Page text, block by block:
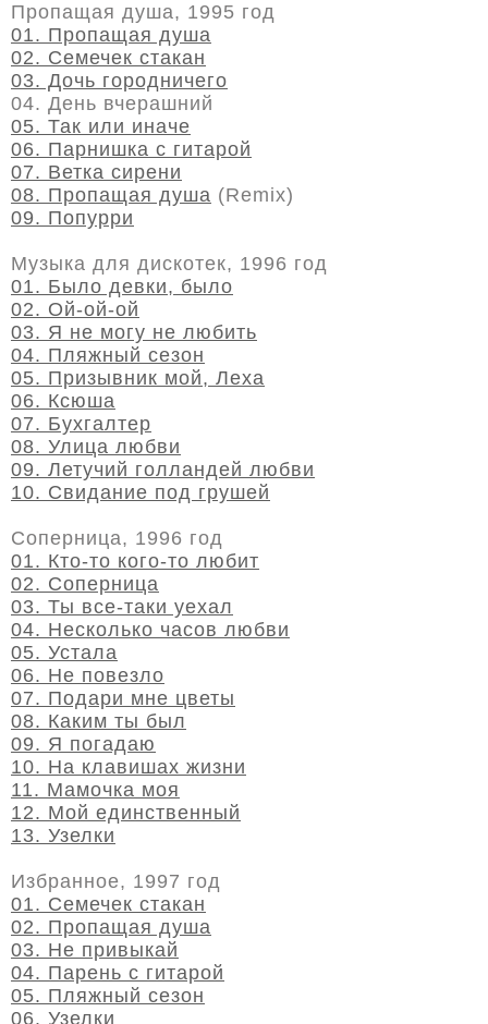
Пропащая душа, 1995 год
01. Пропащая душа
02. Семечек стакан
03. Дочь городничего
04. День вчерашний
05. Так или иначе
06. Парнишка с гитарой
07. Ветка сирени
08. Пропащая душа (Remix)
09. Попурри
Музыка для дискотек, 1996 год
01. Было девки, было
02. Ой-ой-ой
03. Я не могу не любить
04. Пляжный сезон
05. Призывник мой, Леха
06. Ксюша
07. Бухгалтер
08. Улица любви
09. Летучий голландей любви
10. Свидание под грушей
Соперница, 1996 год
01. Кто-то кого-то любит
02. Соперница
03. Ты все-таки уехал
04. Несколько часов любви
05. Устала
06. Не повезло
07. Подари мне цветы
08. Каким ты был
09. Я погадаю
10. На клавишах жизни
11. Мамочка моя
12. Мой единственный
13. Узелки
Избранное, 1997 год
01. Семечек стакан
02. Пропащая душа
03. Не привыкай
04. Парень с гитарой
05. Пляжный сезон
06. Узелки